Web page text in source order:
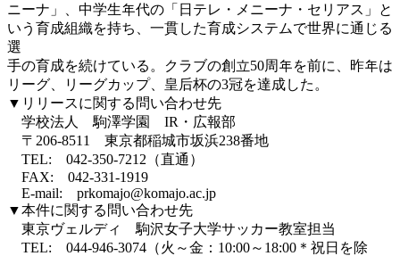
ニーナ」、中学生年代の「日テレ・メニーナ・セリアス」と
いう育成組織を持ち、一貫した育成システムで世界に通じる
選
手の育成を続けている。クラブの創立50周年を前に、昨年は
リーグ、リーグカップ、皇后杯の3冠を達成した。
▼リリースに関する問い合わせ先
学校法人 駒澤学園 IR・広報部
〒206-8511 東京都稲城市坂浜238番地
TEL: 042-350-7212（直通）
FAX: 042-331-1919
E-mail: prkomajo@komajo.ac.jp
▼本件に関する問い合わせ先
東京ヴェルディ 駒沢女子大学サッカー教室担当
TEL: 044-946-3074（火～金：10:00～18:00＊祝日を除